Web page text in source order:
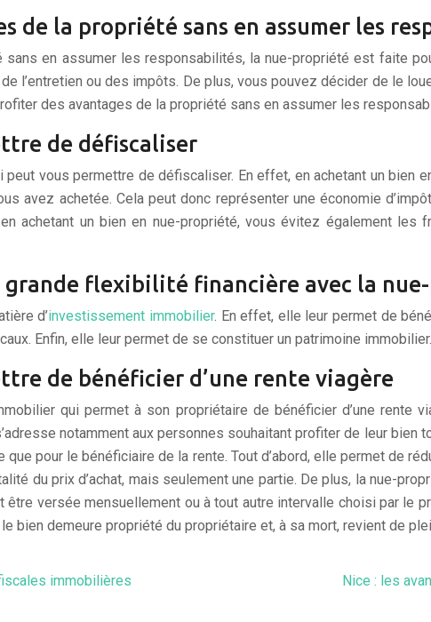
de la propriété sans en assumer les
en assumer les responsabilités, la nue-propriété est faite
l’entretien ou des impôts. De plus, vous pouvez décider de le
des avantages de la propriété sans en assumer les
de défiscaliser
vous permettre de défiscaliser. En effet, en achetant un bien
avez achetée. Cela peut donc représenter une économie
achetant un bien en nue-propriété, vous évitez également les
grande flexibilité financière avec la
d’investissement immobilier. En effet, elle leur permet de
Enfin, elle leur permet de se constituer un patrimoine immobilier.
de bénéficier d’une rente viagère
qui permet à son propriétaire de bénéficier d’une rente
notamment aux personnes souhaitant profiter de leur bien
pour le bénéficiaire de la rente. Tout d’abord, elle permet de
du prix d’achat, mais seulement une partie. De plus, la nue-
être versée mensuellement ou à tout autre intervalle choisi par le
bien demeure propriété du propriétaire et, à sa mort, revient de
immobilières Nice : les